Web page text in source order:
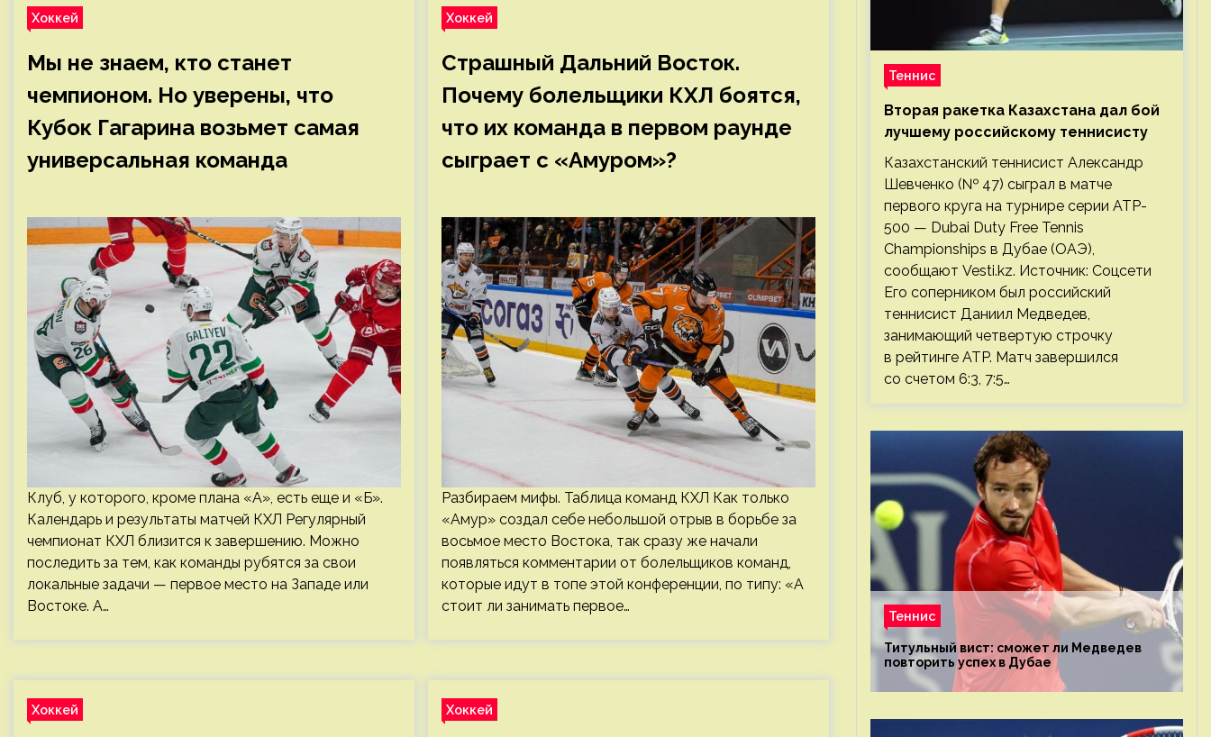
Хоккей
Мы не знаем, кто станет
чемпионом. Но уверены, что
Кубок Гагарина возьмет самая
универсальная команда
Клуб, у которого, кроме плана «А», есть еще и «Б».
Календарь и результаты матчей КХЛ Регулярный
чемпионат КХЛ близится к завершению. Можно
последить за тем, как команды рубятся за свои
локальные задачи — первое место на Западе или
Востоке. А…
Хоккей
Страшный Дальний Восток.
Почему болельщики КХЛ боятся,
что их команда в первом раунде
сыграет с «Амуром»?
Разбираем мифы. Таблица команд КХЛ Как только
«Амур» создал себе небольшой отрыв в борьбе за
восьмое место Востока, так сразу же начали
появляться комментарии от болельщиков команд,
которые идут в топе этой конференции, по типу: «А
стоит ли занимать первое…
Хоккей Хоккей
Теннис
Вторая ракетка Казахстана дал бой
лучшему российскому теннисисту
Казахстанский теннисист Александр
Шевченко (№ 47) сыграл в матче
первого круга на турнире серии ATP-
500 — Dubai Duty Free Tennis
Championships в Дубае (ОАЭ),
сообщают Vesti.kz. Источник: Соцсети
Его соперником был российский
теннисист Даниил Медведев,
занимающий четвертую строчку
в рейтинге ATP. Матч завершился
со счетом 6:3, 7:5…
Теннис
Титульный вист: сможет ли Медведев
повторить успех в Дубае